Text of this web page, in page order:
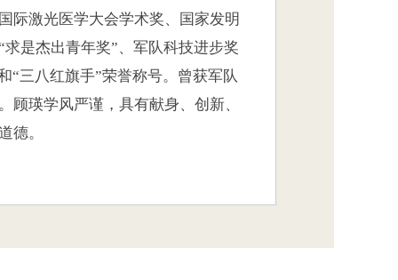
际激光医学大会学术奖、国家发明
是杰出青年奖”、军队科技进步奖
“三八红旗手”荣誉称号。曾获军队
顾瑛学风严谨，具有献身、创新、
德。